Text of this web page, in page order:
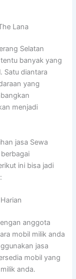
Lana
Selatan
banyak yang
Satu diantara
yang
menjadi
jasa Sewa
ini bisa jadi
anggota
mobil milik anda
jasa
mobil yang
anda.